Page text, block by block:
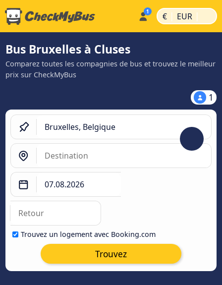
€ | EUR |
Bus Bruxelles à Cluses
Comparez toutes les compagnies de bus et trouvez le meilleur
prix sur CheckMyBus
1
Trouvez un logement avec Booking.com
Trouvez